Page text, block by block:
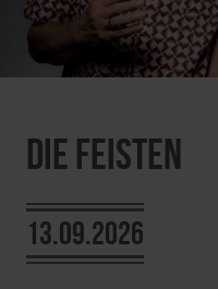
Die Feisten
13.09.2026